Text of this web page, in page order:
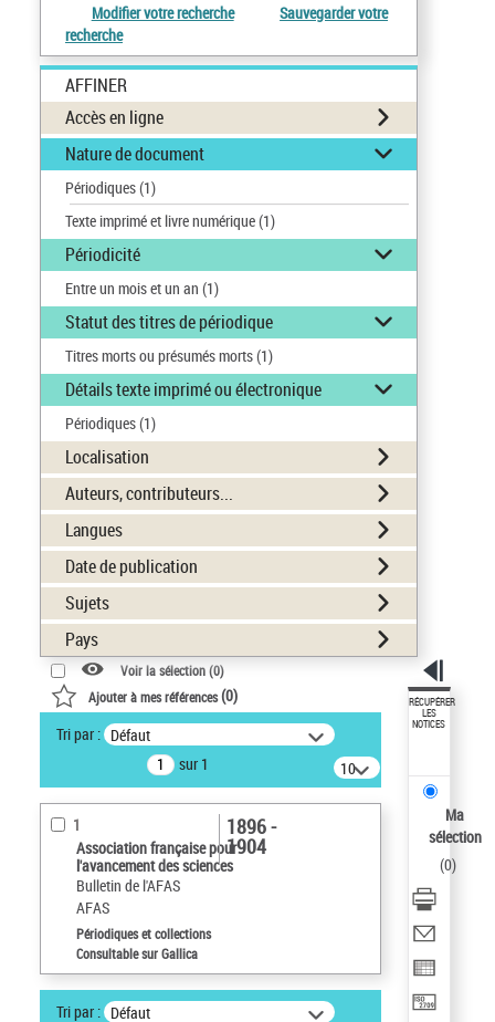
Modifier votre recherche
Sauvegarder votre
recherche
AFFINER
Accès en ligne
Nature de document
Périodiques(1)
Texte imprimé et livre numérique(1)
Périodicité
Entre un mois et un an (1)
Statut des titres de périodique
Titres morts ou présumés morts(1)
Détails texte imprimé ou électronique
Périodiques(1)
Localisation
Auteurs, contributeurs...
Langues
Date de publication
Sujets
Pays
Voir la sélection (0)
Ajouter à mes références(0)
Tri par : Défaut
sur 1
10
résultats/page
1
Association française pour
l'avancement des sciences
Bulletin de l'AFAS
AFAS
1896 -
1904
Périodiques et collections
Consultable sur Gallica
Tri par : Défaut
RÉCUPÉRER
LES
NOTICES
Ma
sélection
(0)